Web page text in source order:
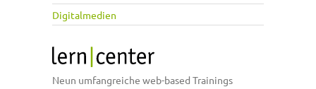
Digitalmedien
Neun umfangreiche web-based Trainings